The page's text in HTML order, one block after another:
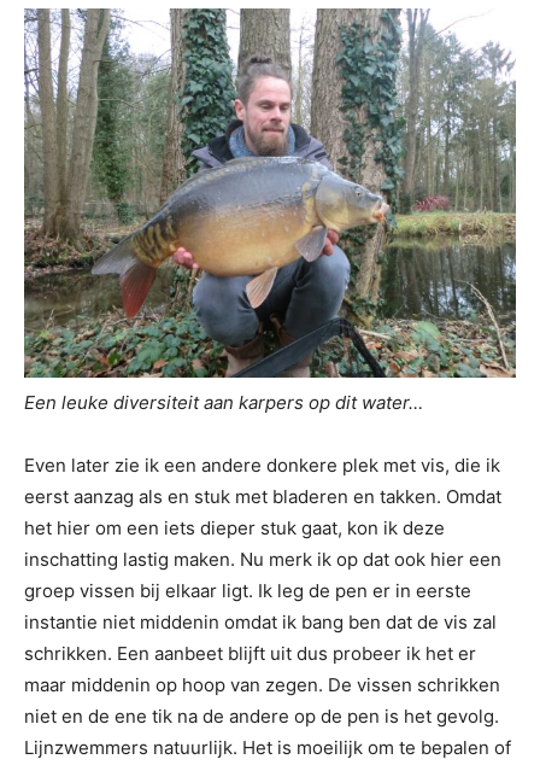
Een leuke diversiteit aan karpers op dit water…
Even later zie ik een andere donkere plek met vis, die ik
eerst aanzag als en stuk met bladeren en takken. Omdat
het hier om een iets dieper stuk gaat, kon ik deze
inschatting lastig maken. Nu merk ik op dat ook hier een
groep vissen bij elkaar ligt. Ik leg de pen er in eerste
instantie niet middenin omdat ik bang ben dat de vis zal
schrikken. Een aanbeet blijft uit dus probeer ik het er
maar middenin op hoop van zegen. De vissen schrikken
niet en de ene tik na de andere op de pen is het gevolg.
Lijnzwemmers natuurlijk. Het is moeilijk om te bepalen of